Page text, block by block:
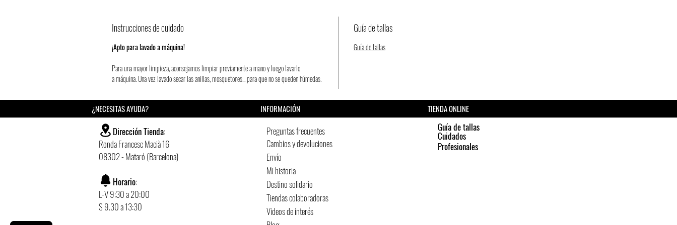
Instrucciones de cuidado
¡Apto para lavado a máquina!
Para una mayor limpieza, aconsejamos limpiar previamente a mano y luego lavarlo
a máquina. Una vez lavado secar las anillas, mosquetones... para que no se queden húmedas.
Guía de tallas
Guía de tallas
¿NECESITAS AYUDA? INFORMACIÓN TIENDA ONLINE
Dirección Tienda:
Ronda Francesc Macià 16
08302 - Mataró (Barcelona)
Horario:
L-V 9:30 a 20:00
S 9.30 a 13:30
Preguntas frecuentes
Cambios y devoluciones
Envío
Mi historia
Destino solidario
Tiendas colaboradoras
Videos de interés
Guía de tallas
Cuidados
Profesionales